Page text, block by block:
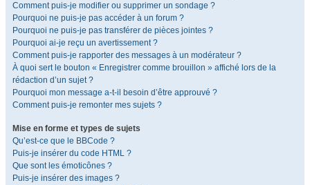
Comment puis-je modifier ou supprimer un sondage ?
Pourquoi ne puis-je pas accéder à un forum ?
Pourquoi ne puis-je pas transférer de pièces jointes ?
Pourquoi ai-je reçu un avertissement ?
Comment puis-je rapporter des messages à un modérateur ?
À quoi sert le bouton « Enregistrer comme brouillon » affiché lors de la
rédaction d’un sujet ?
Pourquoi mon message a-t-il besoin d’être approuvé ?
Comment puis-je remonter mes sujets ?
Mise en forme et types de sujets
Qu’est-ce que le BBCode ?
Puis-je insérer du code HTML ?
Que sont les émoticônes ?
Puis-je insérer des images ?